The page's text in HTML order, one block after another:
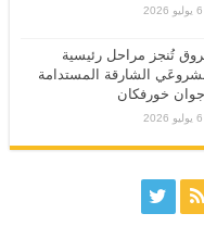
6 يوليو 2026
تُنجز مراحل رئيسية
الشارقة المستدامة
خورفكان
6 يوليو 2026